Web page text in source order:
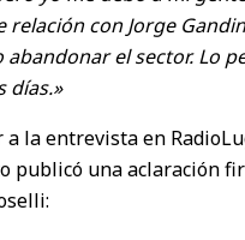
relación con Jorge
abandonar el sector. Lo
días.»
a la entrevista en
publicó una aclaración